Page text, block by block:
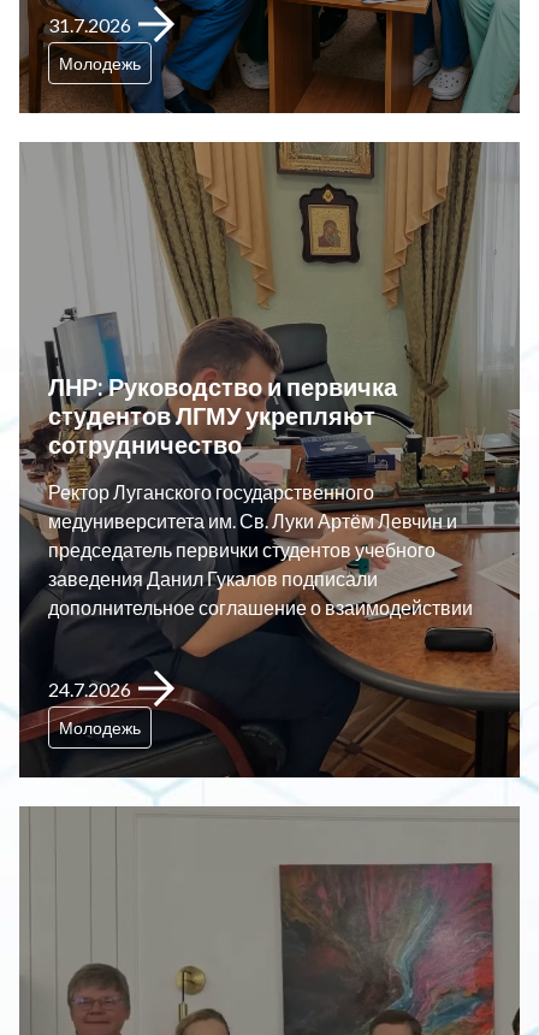
Молодежь
31.7.2026
ЛНР: Руководство и первичка
студентов ЛГМУ укрепляют
сотрудничество
Ректор Луганского государственного
медуниверситета им. Св. Луки Артём Левчин и
председатель первички студентов учебного
заведения Данил Гукалов подписали
дополнительное соглашение о взаимодействии
Молодежь
24.7.2026